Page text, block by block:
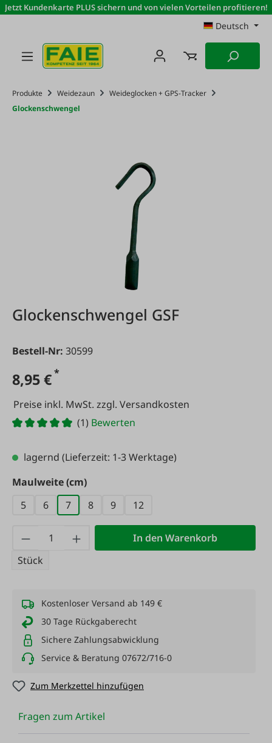
Zum Hauptinhalt springen
Jetzt Kundenkarte PLUS sichern und von vielen Vorteilen profitieren!
Deutsch
Produkte Weidezaun
Weideglocken + GPS-Tracker
Glockenschwengel
Glockenschwengel GSF
Bestell-Nr: 30599
8,95 €*
Preise inkl. MwSt. zzgl. Versandkosten
(1) Bewerten
lagernd (Lieferzeit: 1-3 Werktage)
Maulweite (cm)auswählen
5
6 7 8 9 12
Produkt Anzahl: Gib den gewünschten
Stück
In den Warenkorb
Kostenloser Versand ab 149 €
30 Tage Rückgaberecht
Sichere Zahlungsabwicklung
Service & Beratung 07672/716-0
Zum Merkzettel hinzufügen
Fragen zum Artikel